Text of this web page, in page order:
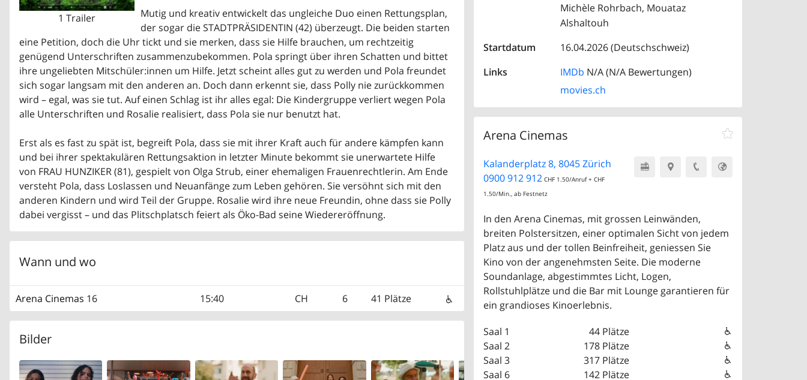
1 Trailer
Mutig und kreativ entwickelt das ungleiche Duo einen Rettungsplan,
der sogar die STADTPRÄSIDENTIN (42) überzeugt. Die beiden starten
eine Petition, doch die Uhr tickt und sie merken, dass sie Hilfe brauchen, um rechtzeitig
genügend Unterschriften zusammenzubekommen. Pola springt über ihren Schatten und bittet
ihre ungeliebten Mitschüler:innen um Hilfe. Jetzt scheint alles gut zu werden und Pola freundet
sich sogar langsam mit den anderen an. Doch dann erkennt sie, dass Polly nie zurückkommen
wird – egal, was sie tut. Auf einen Schlag ist ihr alles egal: Die Kindergruppe verliert wegen Pola
alle Unterschriften und Rosalie realisiert, dass Pola sie nur benutzt hat.
Erst als es fast zu spät ist, begreift Pola, dass sie mit ihrer Kraft auch für andere kämpfen kann
und bei ihrer spektakulären Rettungsaktion in letzter Minute bekommt sie unerwartete Hilfe
von FRAU HUNZIKER (81), gespielt von Olga Strub, einer ehemaligen Frauenrechtlerin. Am Ende
versteht Pola, dass Loslassen und Neuanfänge zum Leben gehören. Sie versöhnt sich mit den
anderen Kindern und wird Teil der Gruppe. Rosalie wird ihre neue Freundin, ohne dass sie Polly
dabei vergisst – und das Plitschplatsch feiert als Öko-Bad seine Wiedereröffnung.
Wann und wo
Arena Cinemas 16 15:40 CH 6 41 Plätze
Bilder
Michèle Rohrbach, Mouataz
Alshaltouh
Startdatum
16.04.2026 (Deutschschweiz)
Links
IMDb N/A (N/A Bewertungen)
movies.ch
Arena Cinemas
Kalanderplatz 8, 8045 Zürich
0900 912 912CHF 1.50/Anruf + CHF
1.50/Min., ab Festnetz
In den Arena Cinemas, mit grossen Leinwänden,
breiten Polstersitzen, einer optimalen Sicht von jedem
Platz aus und der tollen Beinfreiheit, geniessen Sie
Kino von der angenehmsten Seite. Die moderne
Soundanlage, abgestimmtes Licht, Logen,
Rollstuhlplätze und die Bar mit Lounge garantieren für
ein grandioses Kinoerlebnis.
Saal 1
44 Plätze
Saal 2
178 Plätze
Saal 3
317 Plätze
Saal 6
142 Plätze